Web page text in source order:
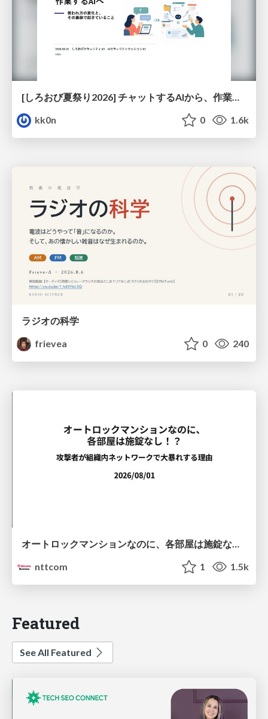
[しろおび夏祭り2026] チャットするAIから、作業するAIへ - 使われ方の変化と、その裏側で起きていること
kk0n
0 1.6k
ラジオの科学
frievea
0 240
オートロックマンションなのに、各部屋は施錠なし！？ 攻撃者が組織内ネットワークで大暴れする理由 / The Front Door Is Locked, but the Rooms Are Wide Open: Why Attackers Move Freely Inside Enterprise Networks
nttcom
1 1.5k
Featured
See All Featured